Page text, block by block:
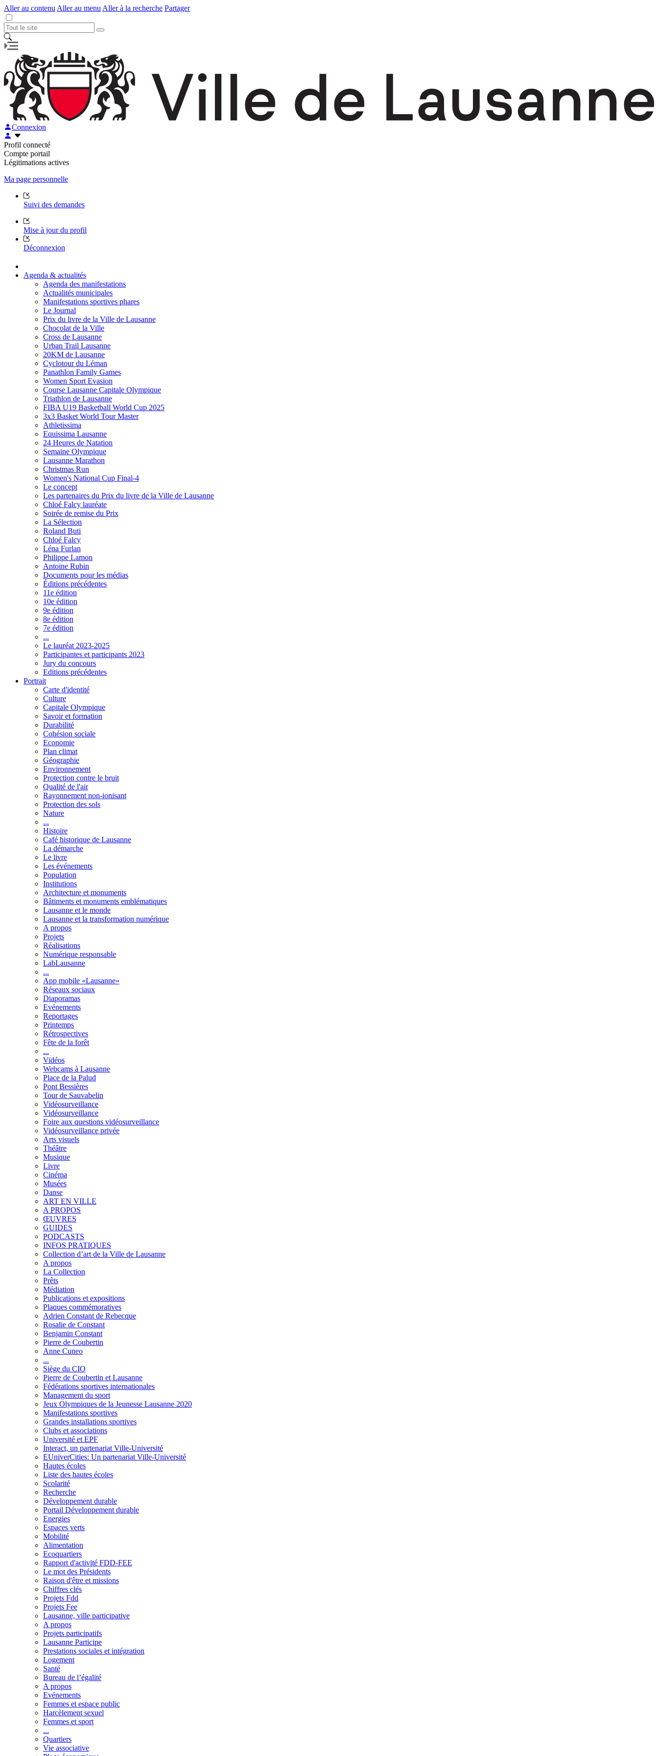
Aller au contenu Aller au menu Aller à la recherche Partager
Connexion
Profil connecté
Compte portail
Légitimations actives
Ma page personnelle
Suivi des demandes
Mise à jour du profil
Déconnexion
Agenda & actualités
Agenda des manifestations
Actualités municipales
Manifestations sportives phares
Le Journal
Prix du livre de la Ville de Lausanne
Chocolat de la Ville
Cross de Lausanne
Urban Trail Lausanne
20KM de Lausanne
Cyclotour du Léman
Panathlon Family Games
Women Sport Evasion
Course Lausanne Capitale Olympique
Triathlon de Lausanne
FIBA U19 Basketball World Cup 2025
3x3 Basket World Tour Master
Athletissima
Equissima Lausanne
24 Heures de Natation
Semaine Olympique
Lausanne Marathon
Christmas Run
Women's National Cup Final-4
Le concept
Les partenaires du Prix du livre de la Ville de Lausanne
Chloé Falcy lauréate
Soirée de remise du Prix
La Sélection
Roland Buti
Chloé Falcy
Léna Furlan
Philippe Lamon
Antoine Rubin
Documents pour les médias
Éditions précédentes
11e édition
10e édition
9e édition
8e édition
7e édition
...
Le lauréat 2023-2025
Participantes et participants 2023
Jury du concours
Editions précédentes
Portrait
Carte d'identité
Culture
Capitale Olympique
Savoir et formation
Durabilité
Cohésion sociale
Economie
Plan climat
Géographie
Environnement
Protection contre le bruit
Qualité de l'air
Rayonnement non-ionisant
Protection des sols
Nature
...
Histoire
Café historique de Lausanne
La démarche
Le livre
Les événements
Population
Institutions
Architecture et monuments
Bâtiments et monuments emblématiques
Lausanne et le monde
Lausanne et la transformation numérique
A propos
Projets
Réalisations
Numérique responsable
LabLausanne
...
App mobile «Lausanne»
Réseaux sociaux
Diaporamas
Evénements
Reportages
Printemps
Rétrospectives
Fête de la forêt
...
Vidéos
Webcams à Lausanne
Place de la Palud
Pont Bessières
Tour de Sauvabelin
Vidéosurveillance
Vidéosurveillance
Foire aux questions vidéosurveillance
Vidéosurveillance privée
Arts visuels
Théâtre
Musique
Livre
Cinéma
Musées
Danse
ART EN VILLE
A PROPOS
ŒUVRES
GUIDES
PODCASTS
INFOS PRATIQUES
Collection d’art de la Ville de Lausanne
A propos
La Collection
Prêts
Médiation
Publications et expositions
Plaques commémoratives
Adrien Constant de Rebecque
Rosalie de Constant
Benjamin Constant
Pierre de Coubertin
Anne Cuneo
...
Siège du CIO
Pierre de Coubertin et Lausanne
Fédérations sportives internationales
Management du sport
Jeux Olympiques de la Jeunesse Lausanne 2020
Manifestations sportives
Grandes installations sportives
Clubs et associations
Université et EPF
Interact, un partenariat Ville-Université
EUniverCities: Un partenariat Ville-Université
Hautes écoles
Liste des hautes écoles
Scolarité
Recherche
Développement durable
Portail Développement durable
Energies
Espaces verts
Mobilité
Alimentation
Ecoquartiers
Rapport d'activité FDD-FEE
Le mot des Présidents
Raison d'être et missions
Chiffres clés
Projets Fdd
Projets Fee
Lausanne, ville participative
A propos
Projets participatifs
Lausanne Participe
Prestations sociales et intégration
Logement
Santé
Bureau de l’égalité
A propos
Evénements
Femmes et espace public
Harcèlement sexuel
Femmes et sport
...
Quartiers
Vie associative